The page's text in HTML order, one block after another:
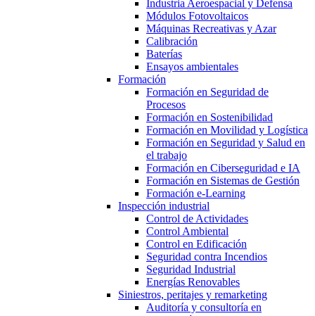
Industria Aeroespacial y Defensa
Módulos Fotovoltaicos
Máquinas Recreativas y Azar
Calibración
Baterías
Ensayos ambientales
Formación
Formación en Seguridad de
Procesos
Formación en Sostenibilidad
Formación en Movilidad y Logística
Formación en Seguridad y Salud en
el trabajo
Formación en Ciberseguridad e IA
Formación en Sistemas de Gestión
Formación e-Learning
Inspección industrial
Control de Actividades
Control Ambiental
Control en Edificación
Seguridad contra Incendios
Seguridad Industrial
Energías Renovables
Siniestros, peritajes y remarketing
Auditoría y consultoría en